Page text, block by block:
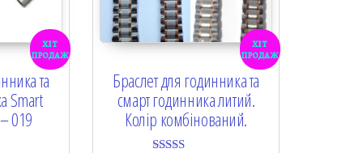
хіт
продаж
та
Smart
019
хіт
продаж
Браслет для годинника та
смарт годинника литий.
Колір комбінований.